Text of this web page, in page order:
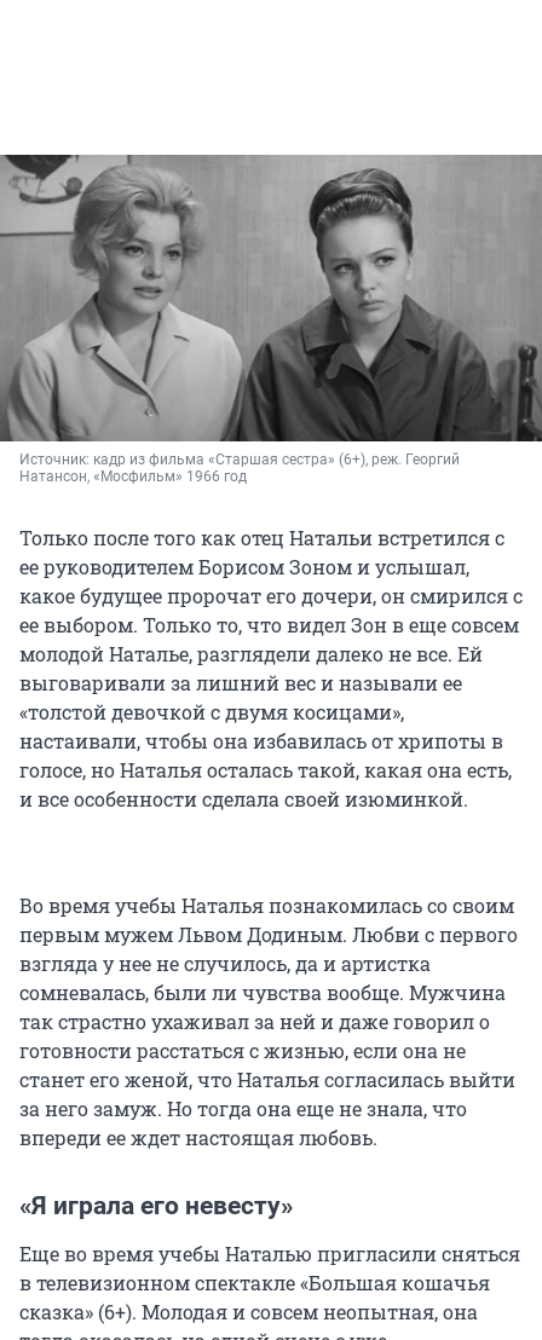
Источник: кадр из фильма «Старшая сестра» (6+), реж. Георгий
Натансон, «Мосфильм» 1966 год
Только после того как отец Натальи встретился с
ее руководителем Борисом Зоном и услышал,
какое будущее пророчат его дочери, он смирился с
ее выбором. Только то, что видел Зон в еще совсем
молодой Наталье, разглядели далеко не все. Ей
выговаривали за лишний вес и называли ее
«толстой девочкой с двумя косицами»,
настаивали, чтобы она избавилась от хрипоты в
голосе, но Наталья осталась такой, какая она есть,
и все особенности сделала своей изюминкой.
Во время учебы Наталья познакомилась со своим
первым мужем Львом Додиным. Любви с первого
взгляда у нее не случилось, да и артистка
сомневалась, были ли чувства вообще. Мужчина
так страстно ухаживал за ней и даже говорил о
готовности расстаться с жизнью, если она не
станет его женой, что Наталья согласилась выйти
за него замуж. Но тогда она еще не знала, что
впереди ее ждет настоящая любовь.
«Я играла его невесту»
Еще во время учебы Наталью пригласили сняться
в телевизионном спектакле «Большая кошачья
сказка» (6+). Молодая и совсем неопытная, она